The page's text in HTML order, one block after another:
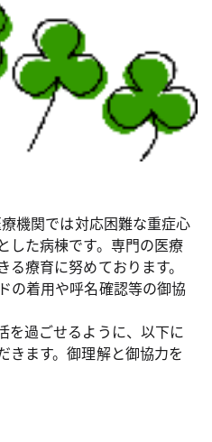
機関では対応困難な重症心
した病棟です。専門の医療
療育に努めております。
の着用や呼名確認等の御協
を過ごせるように、以下に
きます。御理解と御協力を